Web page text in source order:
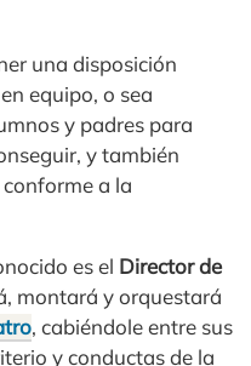
una disposición
equipo, o sea
y padres para
y también
a la
es el Director de
montará y orquestará
, cabiéndole entre sus
y conductas de la